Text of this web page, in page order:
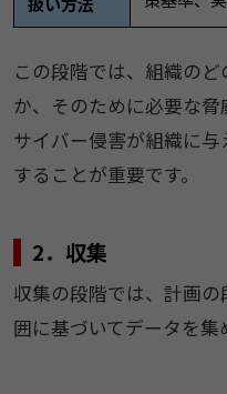
この段階では、組織の
か、そのために必要な脅
サイバー侵害が組織に
することが重要です。
2．収集
収集の段階では、計画
囲に基づいてデータを集